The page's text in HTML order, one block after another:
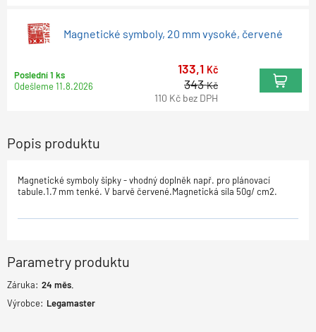
Magnetické symboly, 20 mm vysoké, červené
Poslední 1 ks
Odešleme11.8.2026
133,1 Kč
343Kč
110 Kč bez DPH
Popis produktu
Magnetické symboly šipky - vhodný doplněk např. pro plánovací
tabule.1.7 mm tenké. V barvě červené.Magnetická síla 50g/ cm2.
Parametry produktu
Záruka: 24 měs.
Výrobce: Legamaster